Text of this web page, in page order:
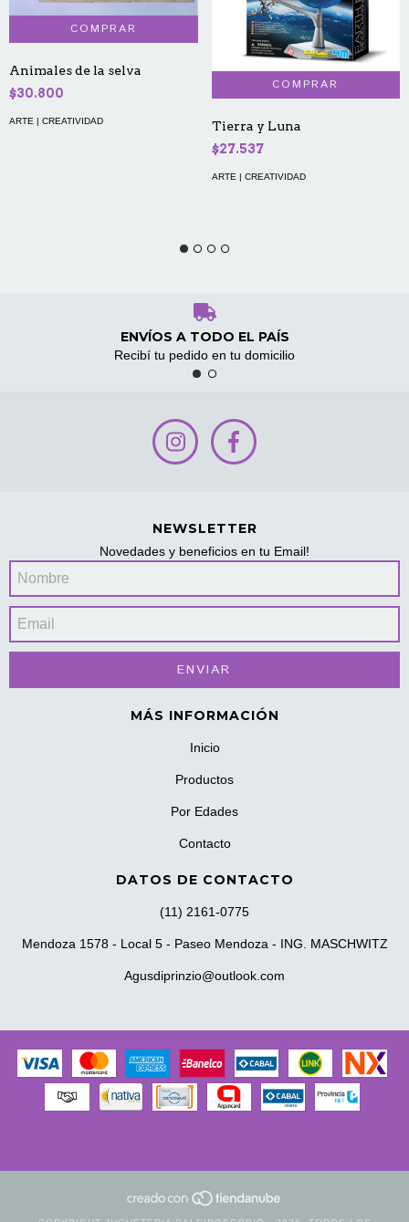
Animales de la selva
$30.800
ARTE | CREATIVIDAD
Tierra y Luna
$27.537
ARTE | CREATIVIDAD
ENVÍOS A TODO EL PAÍS
Recibí tu pedido en tu domicilio
NEWSLETTER
Novedades y beneficios en tu Email!
MÁS INFORMACIÓN
Inicio
Productos
Por Edades
Contacto
DATOS DE CONTACTO
(11) 2161-0775
Mendoza 1578 - Local 5 - Paseo Mendoza - ING. MASCHWITZ
Agusdiprinzio@outlook.com